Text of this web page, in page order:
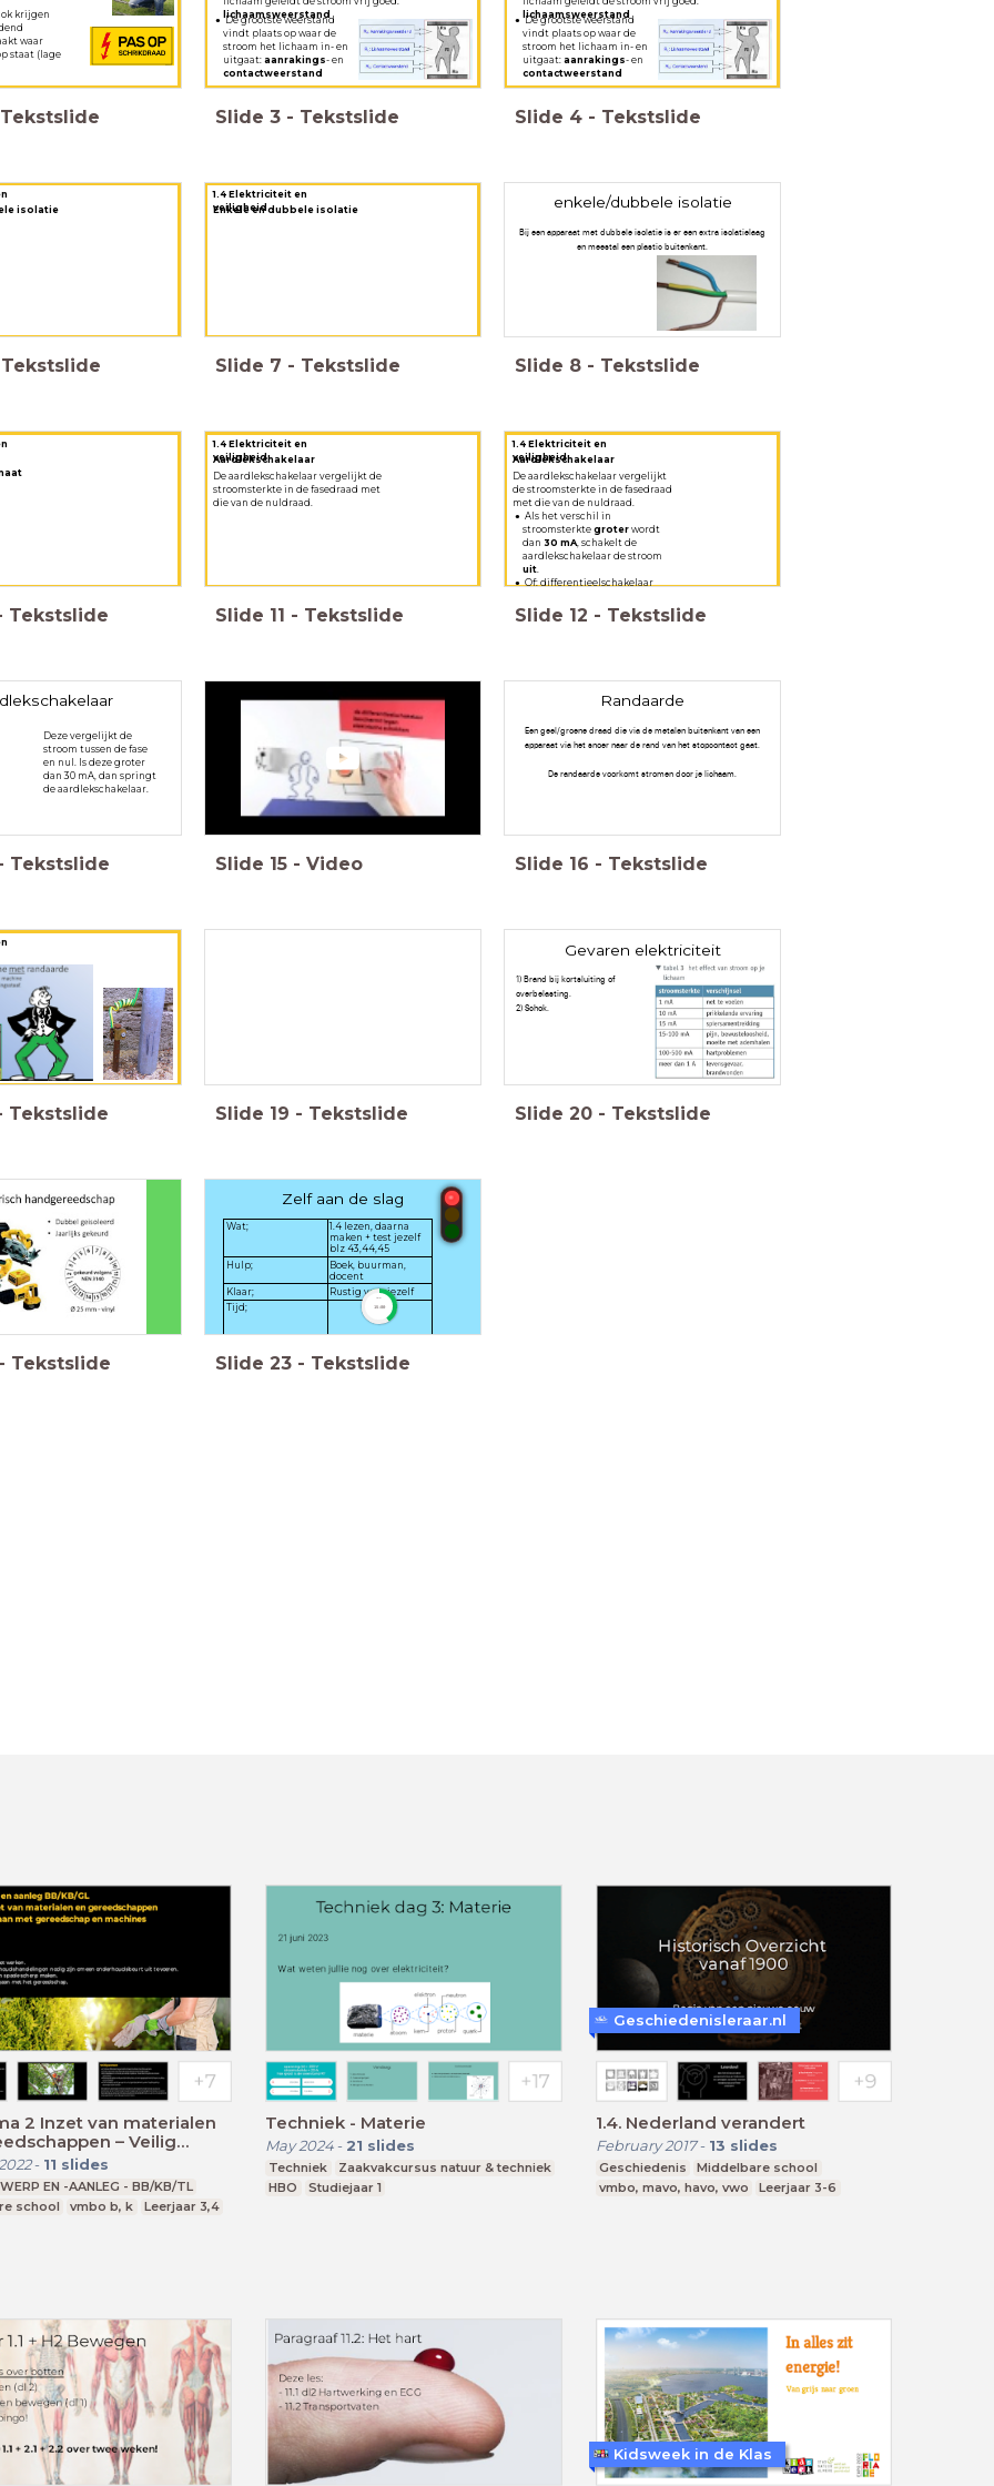
krijgen
waar
staat (lage
Tekstslide
lichaamsweerstand
De grootste weerstand
vindt plaats op waar de
stroom het lichaam in- en
uitgaat: aanrakings- en
contactweerstand
Slide 3 - Tekstslide
lichaamsweerstand
De grootste weerstand
vindt plaats op waar de
stroom het lichaam in- en
uitgaat: aanrakings- en
contactweerstand
Slide 4 - Tekstslide
isolatie
Tekstslide
1.4 Elektriciteit en
veiligheid
Enkele en dubbele isolatie
Slide 7 - Tekstslide
enkele/dubbele isolatie
Bij een apparaat met dubbele isolatie is er een extra isolatielaag
en meestal een plastic buitenkant.
Slide 8 - Tekstslide
Tekstslide
1.4 Elektriciteit en
veiligheid
Aardlekschakelaar
De aardlekschakelaar vergelijkt de
stroomsterkte in de fasedraad met
die van de nuldraad.
Slide 11 - Tekstslide
1.4 Elektriciteit en
veiligheid
Aardlekschakelaar
De aardlekschakelaar vergelijkt
de stroomsterkte in de fasedraad
met die van de nuldraad.
Als het verschil in
stroomsterkte groter wordt
dan 30 mA, schakelt de
aardlekschakelaar de stroom
uit.
Of: differentieelschakelaar
Slide 12 - Tekstslide
Deze vergelijkt de
stroom tussen de fase
en nul. Is deze groter
dan 30 mA, dan springt
de aardlekschakelaar.
Tekstslide Slide 15 - Video
Randaarde
Een geel/groene draad die via de metalen buitenkant van een
apparaat via het snoer naar de rand van het stopcontact gaat.
De randaarde voorkomt stromen door je lichaam.
Slide 16 - Tekstslide
Tekstslide Slide 19 - Tekstslide
Gevaren elektriciteit
1) Brand bij kortsluiting of
overbelasting.
2) Schok.
Slide 20 - Tekstslide
- Tekstslide
Zelf aan de slag
Wat;
1.4 lezen, daarna
maken + test jezelf
blz 43,44,45
Hulp;
Boek, buurman,
docent
Klaar;
Rustig voor jezelf
Tijd;
15:00
Slide 23 - Tekstslide
2 Inzet van materialen
– Veilig
met gereedschap en
- 11 slides
EN -AANLEG - BB/KB/TL
school
vmbo b, k Leerjaar 3,4
Techniek - Materie
May 2024- 21 slides
Techniek
Zaakvakcursus natuur & techniek
HBO
Studiejaar 1
1.4. Nederland verandert
February 2017- 13 slides
Geschiedenis
Middelbare school
vmbo, mavo, havo, vwo
Leerjaar 3-6
Geschiedenisleraar.nl
Kidsweek in de Klas